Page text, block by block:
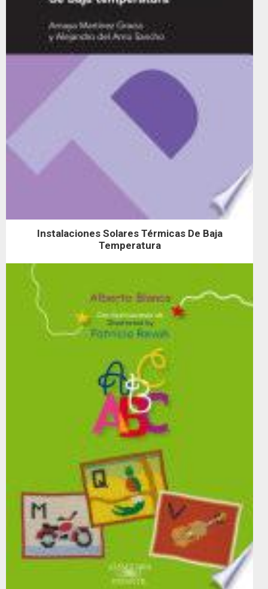
Instalaciones Solares Térmicas De Baja
Temperatura